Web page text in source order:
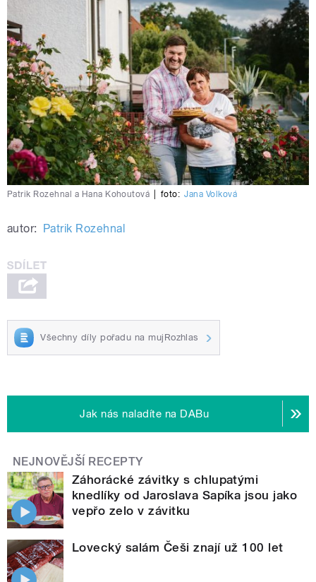
Patrik Rozehnal a Hana Kohoutová foto: Jana Volková
autor: Patrik Rozehnal
Všechny díly pořadu na mujRozhlas
Jak nás naladíte na DABu
NEJNOVĚJŠÍ RECEPTY
Záhorácké závitky s chlupatými
knedlíky od Jaroslava Sapíka jsou jako
vepřo zelo v závitku
Lovecký salám Češi znají už 100 let